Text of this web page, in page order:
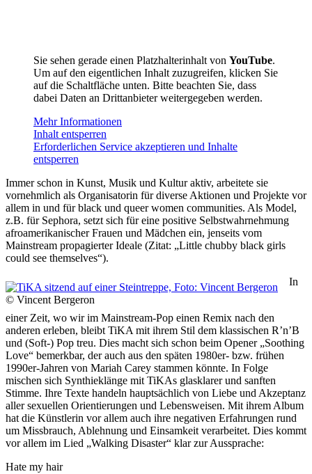
Sie sehen gerade einen Platzhalterinhalt von YouTube.
Um auf den eigentlichen Inhalt zuzugreifen, klicken Sie
auf die Schaltfläche unten. Bitte beachten Sie, dass
dabei Daten an Drittanbieter weitergegeben werden.
Mehr Informationen
Inhalt entsperren
Erforderlichen Service akzeptieren und Inhalte
entsperren
Immer schon in Kunst, Musik und Kultur aktiv, arbeitete sie
vornehmlich als Organisatorin für diverse Aktionen und Projekte vor
allem in und für black und queer women communities. Als Model,
z.B. für Sephora, setzt sich für eine positive Selbstwahrnehmung
afroamerikanischer Frauen und Mädchen ein, jenseits vom
Mainstream propagierter Ideale (Zitat: „Little chubby black girls
could see themselves“).
© Vincent Bergeron
In
einer Zeit, wo wir im Mainstream-Pop einen Remix nach den
anderen erleben, bleibt TiKA mit ihrem Stil dem klassischen R’n’B
und (Soft-) Pop treu. Dies macht sich schon beim Opener „Soothing
Love“ bemerkbar, der auch aus den späten 1980er- bzw. frühen
1990er-Jahren von Mariah Carey stammen könnte. In Folge
mischen sich Synthieklänge mit TiKAs glasklarer und sanften
Stimme. Ihre Texte handeln hauptsächlich von Liebe und Akzeptanz
aller sexuellen Orientierungen und Lebensweisen. Mit ihrem Album
hat die Künstlerin vor allem auch ihre negativen Erfahrungen rund
um Missbrauch, Ablehnung und Einsamkeit verarbeitet. Dies kommt
vor allem im Lied „Walking Disaster“ klar zur Aussprache:
Hate my hair